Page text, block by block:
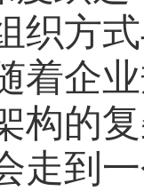
织方
着企
构的
走到